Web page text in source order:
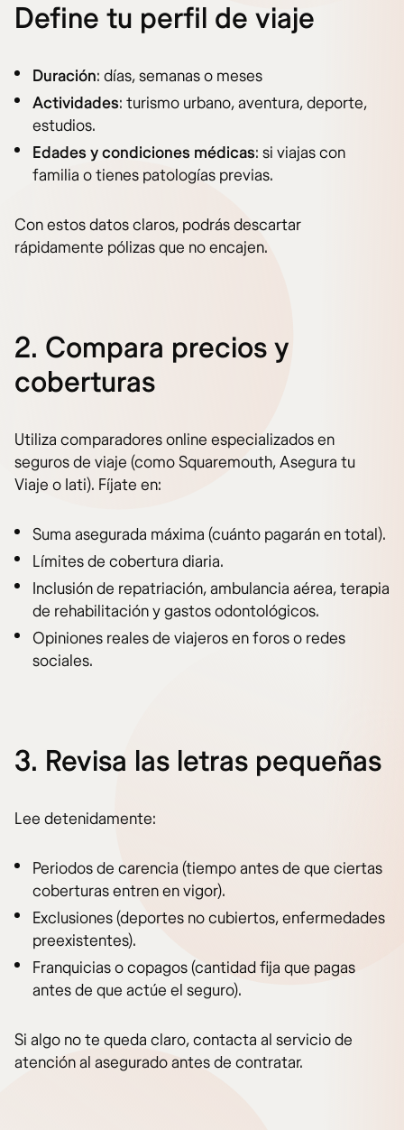
Define tu perfil de viaje
Duración: días, semanas o meses
Actividades: turismo urbano, aventura, deporte,
estudios.
Edades y condiciones médicas: si viajas con
familia o tienes patologías previas.
Con estos datos claros, podrás descartar
rápidamente pólizas que no encajen.
2. Compara precios y
coberturas
Utiliza comparadores online especializados en
seguros de viaje (como Squaremouth, Asegura tu
Viaje o Iati). Fíjate en:
Suma asegurada máxima (cuánto pagarán en total).
Límites de cobertura diaria.
Inclusión de repatriación, ambulancia aérea, terapia
de rehabilitación y gastos odontológicos.
Opiniones reales de viajeros en foros o redes
sociales.
3. Revisa las letras pequeñas
Lee detenidamente:
Periodos de carencia (tiempo antes de que ciertas
coberturas entren en vigor).
Exclusiones (deportes no cubiertos, enfermedades
preexistentes).
Franquicias o copagos (cantidad fija que pagas
antes de que actúe el seguro).
Si algo no te queda claro, contacta al servicio de
atención al asegurado antes de contratar.